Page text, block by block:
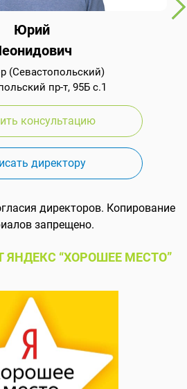
Юрий
(Севастопольский)
пр-т, 95Б с.1
консультацию
директору
директоров. Копирование
запрещено.
“ХОРОШЕЕ МЕСТО”